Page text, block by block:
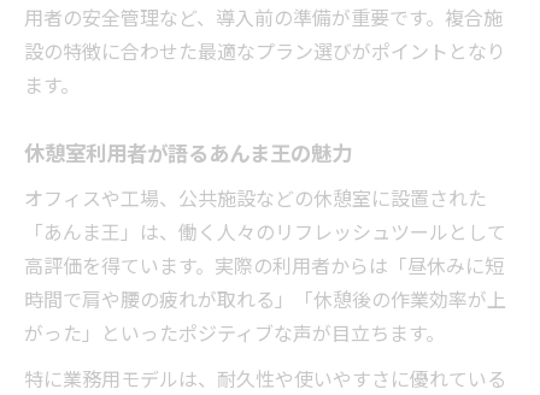
用者の安全管理など、導入前の準備が重要です。複合施
設の特徴に合わせた最適なプラン選びがポイントとなり
ます。
休憩室利用者が語るあんま王の魅力
オフィスや工場、公共施設などの休憩室に設置された
「あんま王」は、働く人々のリフレッシュツールとして
高評価を得ています。実際の利用者からは「昼休みに短
時間で肩や腰の疲れが取れる」「休憩後の作業効率が上
がった」といったポジティブな声が目立ちます。
特に業務用モデルは、耐久性や使いやすさに優れている